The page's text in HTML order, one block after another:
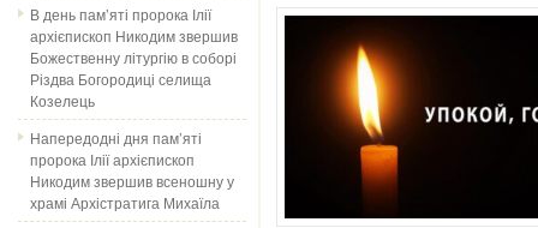
В день пам’яті пророка Ілії
архієпископ Никодим звершив
Божественну літургію в соборі
Різдва Богородиці селища
Козелець
Напередодні дня пам’яті
пророка Ілії архієпископ
Никодим звершив всеношну у
храмі Архістратига Михаїла